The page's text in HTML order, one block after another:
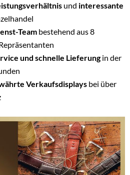
und interessante
Team bestehend aus 8
und schnelle Lieferungin der
Verkaufsdisplays bei über